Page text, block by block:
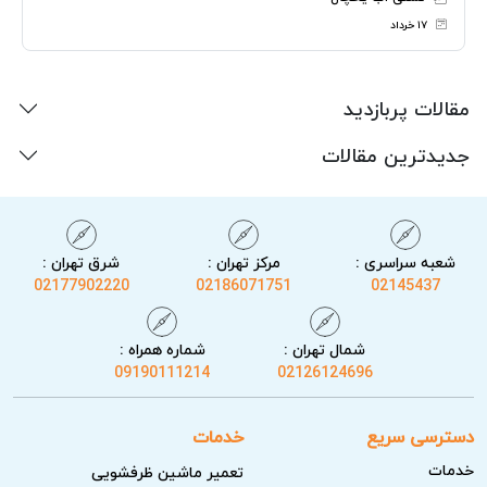
۱۷ خرداد
مقالات پربازدید
جدیدترین مقالات
شعبه سراسری :
02145437
مرکز تهران :
02186071751
شرق تهران :
02177902220
شمال تهران :
02126124696
شماره همراه :
09190111214
دسترسی سریع
خدمات
خدمات
تعمیر ماشین ظرفشویی